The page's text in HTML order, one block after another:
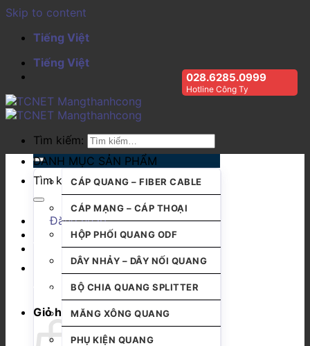
Skip to content
Tiếng Việt
Tiếng Việt
028.6285.0999
Hotline Công Ty
Tìm kiếm:
Tìm kiếm:
Đăng nhập
Giỏ hàng
DANH MỤC SẢN PHẨM
CÁP QUANG – FIBER CABLE
CÁP MẠNG – CÁP THOẠI
HỘP PHỐI QUANG ODF
DÂY NHẢY – DÂY NỐI QUANG
BỘ CHIA QUANG SPLITTER
MĂNG XÔNG QUANG
PHỤ KIỆN QUANG